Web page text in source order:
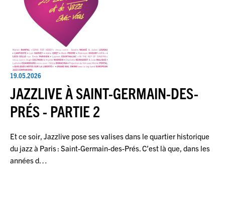
19.05.2026
JAZZLIVE À SAINT-GERMAIN-DES-
PRÉS - PARTIE 2
Et ce soir, Jazzlive pose ses valises dans le quartier historique
du jazz à Paris : Saint-Germain-des-Prés. C’est là que, dans les
années d…